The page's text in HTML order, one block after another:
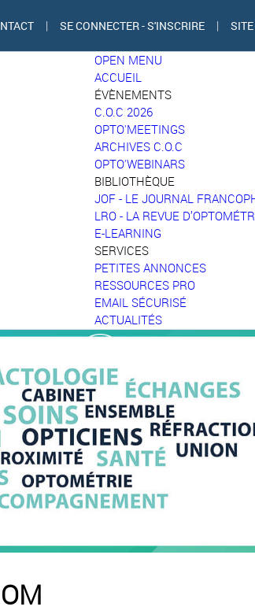
|
SE CONNECTER - S'INSCRIRE
|
OPEN MENU
ACCUEIL
ÉVÈNEMENTS
C.O.C 2026
OPTO'MEETINGS
ARCHIVES C.O.C
OPTO'WEBINARS
BIBLIOTHÈQUE
JOF - LE JOURNAL
LRO - LA REVUE
E-LEARNING
SERVICES
PETITES ANNONCES
RESSOURCES PRO
EMAIL SÉCURISÉ
ACTUALITÉS